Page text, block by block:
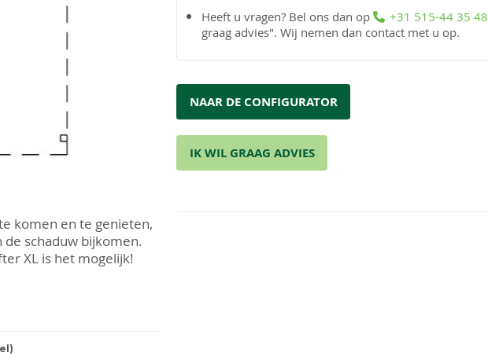
komen en te genieten,
schaduw bijkomen.
XL is het mogelijk!
gedroogd
constructie is dan
Heeft u vragen? Bel ons dan op
+31 515-44 35 48
graag advies". Wij nemen dan contact met u op.
NAAR DE CONFIGURATOR
IK WIL GRAAG ADVIES